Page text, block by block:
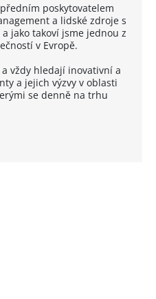
poskytovatelem
a lidské zdroje s
jako takoví jsme jednou z
v Evropě.
vždy hledají inovativní a
a jejich výzvy v oblasti
se denně na trhu